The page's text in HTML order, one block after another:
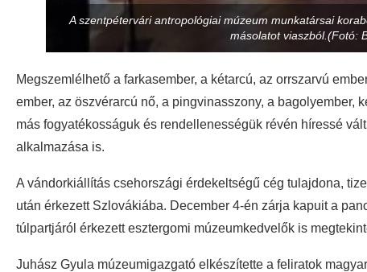
A szentpétervári antropológiai múzeum munkatársai
másolatot viaszból.(Fotó:
Megszemlélhető a farkasember, a kétarcú, az orrszarvú
ember, az öszvérarcú nő, a pingvinasszony, a bagolyember,
más fogyatékosságuk és rendellenességük révén híressé
alkalmazása is.
A vándorkiállítás csehországi érdekeltségű cég tulajdona,
után érkezett Szlovákiába. December 4-én zárja kapuit a
túlpartjáról érkezett esztergomi múzeumkedvelők is
Juhász Gyula múzeumigazgató elkészítette a feliratok